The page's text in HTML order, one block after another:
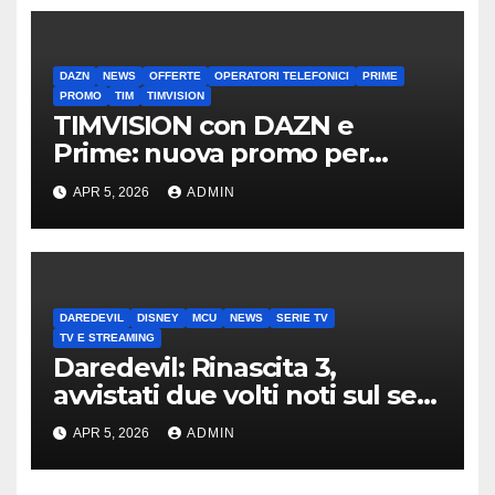
DAZN NEWS OFFERTE OPERATORI TELEFONICI
PRIME
PROMO
TIM TIMVISION
TIMVISION con DAZN e
Prime: nuova promo per
clienti TIM
APR 5, 2026 ADMIN
DAREDEVIL DISNEY MCU NEWS
SERIE TV
TV E STREAMING
Daredevil: Rinascita 3,
avvistati due volti noti sul set
di New York
APR 5, 2026 ADMIN